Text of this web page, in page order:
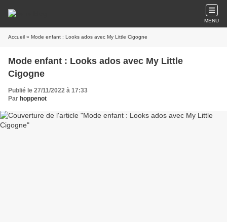
MENU
Accueil » Mode enfant : Looks ados avec My Little Cigogne
Mode enfant : Looks ados avec My Little
Cigogne
Publié le 27/11/2022 à 17:33
Par hoppenot